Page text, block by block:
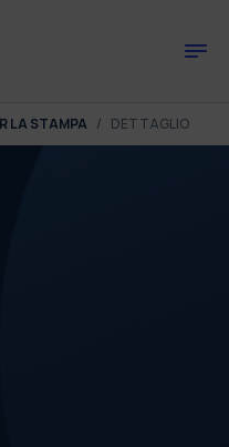
LA STAMPA DETTAGLIO